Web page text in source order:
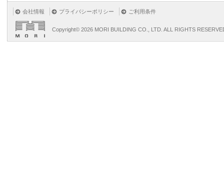
会社情報 プライバシーポリシー ご利用条件
Copyright© 2026 MORI BUILDING CO., LTD. ALL RIGHTS